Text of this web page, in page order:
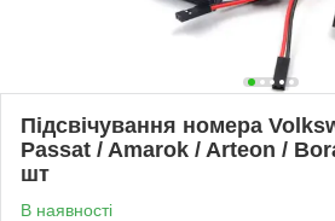
Підсвічування номера
Passat / Amarok / Arteon /
шт
В наявності